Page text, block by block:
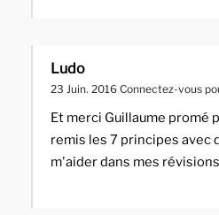
Ludo
23 Juin. 2016 Connectez-vous
Et merci Guillaume promé
remis les 7 principes avec
m'aider dans mes révisions